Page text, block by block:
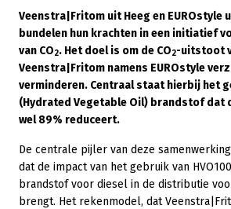
Veenstra|Fritom uit Heeg en EUROstyle
bundelen hun krachten in een initiatief
van CO2. Het doel is om de CO2-uitstoot
Veenstra|Fritom namens EUROstyle
verminderen. Centraal staat hierbij het
(Hydrated Vegetable Oil) brandstof dat
wel 89% reduceert.
De centrale pijler van deze
dat de impact van het gebruik van
brandstof voor diesel in de distributie
brengt. Het rekenmodel, dat